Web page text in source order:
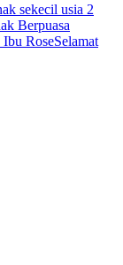
sekecil usia 2
Selamat